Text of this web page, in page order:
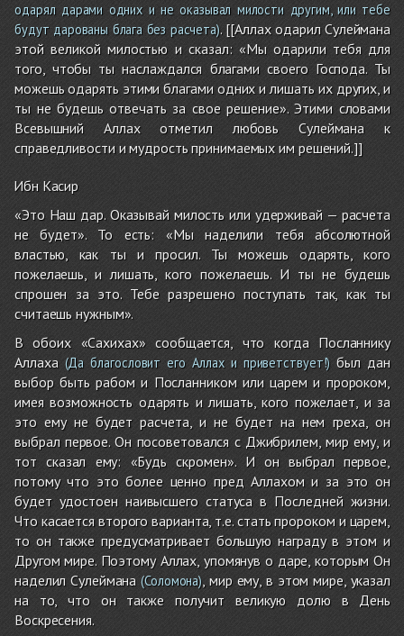
одарял дарами одних и не оказывал милости другим, или тебе
будут дарованы блага без расчета). [[Аллах одарил Сулеймана
этой великой милостью и сказал: «Мы одарили тебя для
того, чтобы ты наслаждался благами своего Господа. Ты
можешь одарять этими благами одних и лишать их других, и
ты не будешь отвечать за свое решение». Этими словами
Всевышний Аллах отметил любовь Сулеймана к
справедливости и мудрость принимаемых им решений.]]
Ибн Касир
«Это Наш дар. Оказывай милость или удерживай — расчета
не будет». То есть: «Мы наделили тебя абсолютной
властью, как ты и просил. Ты можешь одарять, кого
пожелаешь, и лишать, кого пожелаешь. И ты не будешь
спрошен за это. Тебе разрешено поступать так, как ты
считаешь нужным».
В обоих «Сахихах» сообщается, что когда Посланнику
Аллаха(Да благословит его Аллах и приветствует!) был дан
выбор быть рабом и Посланником или царем и пророком,
имея возможность одарять и лишать, кого пожелает, и за
это ему не будет расчета, и не будет на нем греха, он
выбрал первое. Он посоветовался с Джибрилем, мир ему, и
тот сказал ему: «Будь скромен». И он выбрал первое,
потому что это более ценно пред Аллахом и за это он
будет удостоен наивысшего статуса в Последней жизни.
Что касается второго варианта, т.е. стать пророком и царем,
то он также предусматривает большую награду в этом и
Другом мире. Поэтому Аллах, упомянув о даре, которым Он
наделил Сулеймана (Соломона), мир ему, в этом мире, указал
на то, что он также получит великую долю в День
Воскресения.